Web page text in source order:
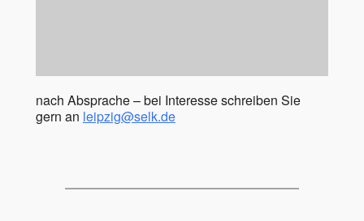
nach Absprache – bei Interesse schreiben Sie
gern an leipzig@selk.de